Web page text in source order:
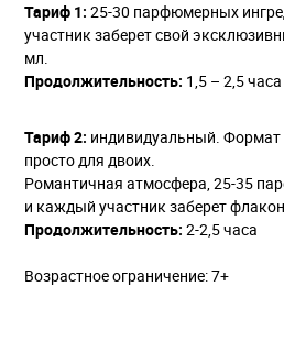
Тариф 1: 25-30 парфюмерных
участник заберет свой
мл.
Продолжительность: 1,5 – 2,5 часа
Тариф 2: индивидуальный. Формат
просто для двоих.
Романтичная атмосфера, 25-35
и каждый участник заберет
Продолжительность: 2-2,5 часа
Возрастное ограничение: 7+